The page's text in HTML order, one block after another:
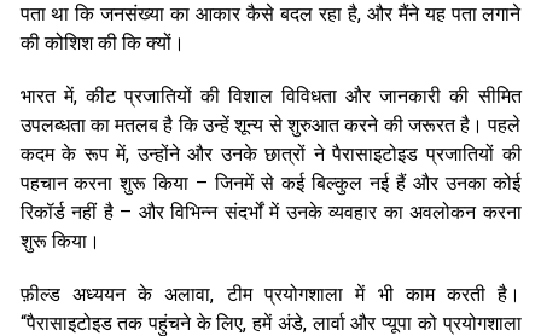
पता था कि जनसंख्या का आकार कैसे बदल रहा है, और मैंने यह पता लगाने
की कोशिश की कि क्यों।
भारत में, कीट प्रजातियों की विशाल विविधता और जानकारी की सीमित
उपलब्धता का मतलब है कि उन्हें शून्य से शुरुआत करने की जरूरत है। पहले
कदम के रूप में, उन्होंने और उनके छात्रों ने पैरासाइटोइड प्रजातियों की
पहचान करना शुरू किया – जिनमें से कई बिल्कुल नई हैं और उनका कोई
रिकॉर्ड नहीं है – और विभिन्न संदर्भों में उनके व्यवहार का अवलोकन करना
शुरू किया।
फ़ील्ड अध्ययन के अलावा, टीम प्रयोगशाला में भी काम करती है।
“पैरासाइटोइड तक पहुंचने के लिए, हमें अंडे, लार्वा और प्यूपा को प्रयोगशाला